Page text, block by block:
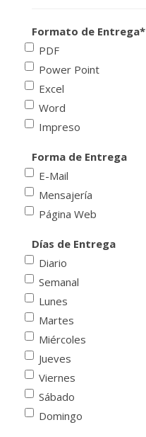
Formato de Entrega*
PDF
Power Point
Excel
Word
Impreso
Forma de Entrega
E-Mail
Mensajería
Página Web
Días de Entrega
Diario
Semanal
Lunes
Martes
Miércoles
Jueves
Viernes
Sábado
Domingo